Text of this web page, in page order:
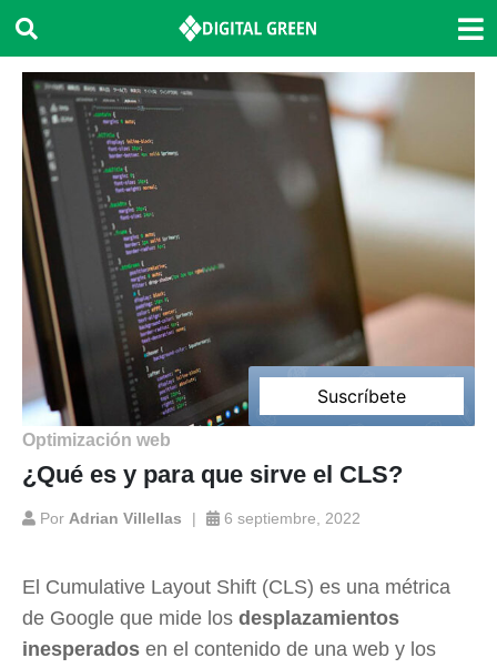
Optimización web
¿Qué es y para que sirve el CLS?
Por Adrian Villellas 6 septiembre, 2022
Suscríbete
El Cumulative Layout Shift (CLS) es una métrica
de Google que mide los desplazamientos
inesperados en el contenido de una web y los